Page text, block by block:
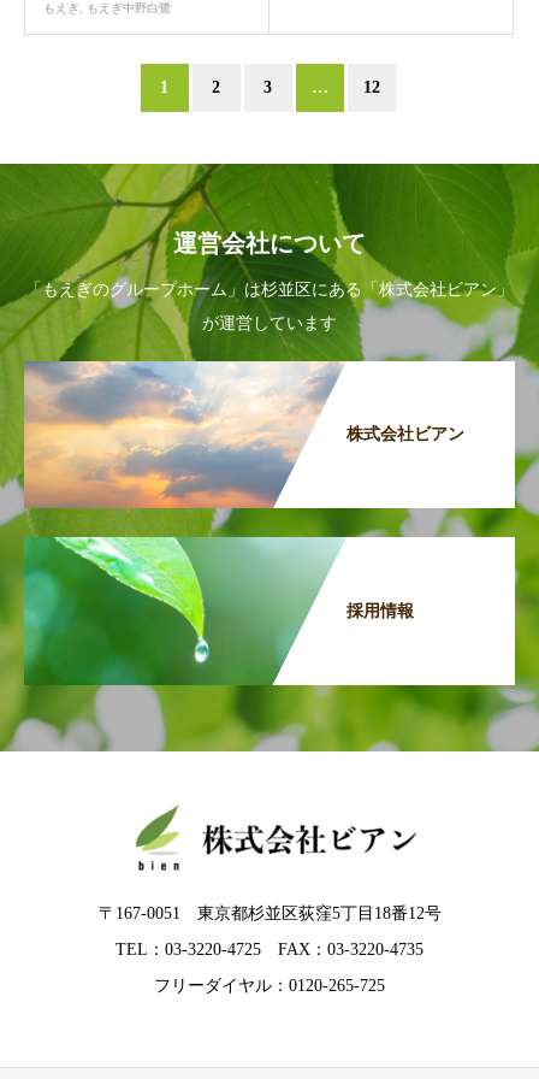
もえぎ もえぎ中野白鷺
1 2 3 … 12
運営会社について
「もえぎのグループホーム」は杉並区にある「株式会社ビアン」
が運営しています
株式会社ビアン
採用情報
〒167-0051 東京都杉並区荻窪5丁目18番12号
TEL：03-3220-4725 FAX：03-3220-4735
フリーダイヤル：0120-265-725